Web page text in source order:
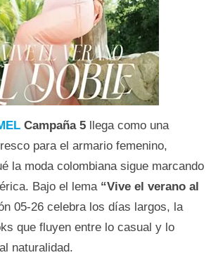
Campaña 5 llega como una
para el armario femenino,
la moda colombiana sigue marcando
Bajo el lema “Vive el verano al
05-26 celebra los días largos, la
que fluyen entre lo casual y lo
naturalidad.